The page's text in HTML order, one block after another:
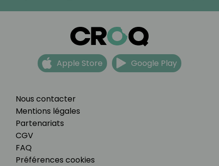
Nous contacter
Mentions légales
Partenariats
CGV
FAQ
Préférences cookies
Apple Store Google Play